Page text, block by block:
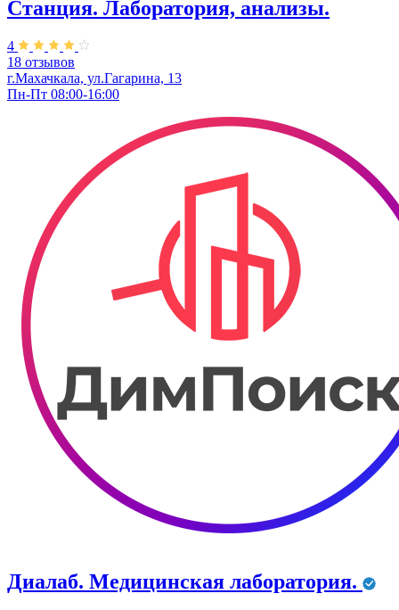
Станция. Лаборатория, анализы.
4
18 отзывов
г.Махачкала, ул.Гагарина, 13
Пн-Пт 08:00-16:00
Диалаб. Медицинская лаборатория.